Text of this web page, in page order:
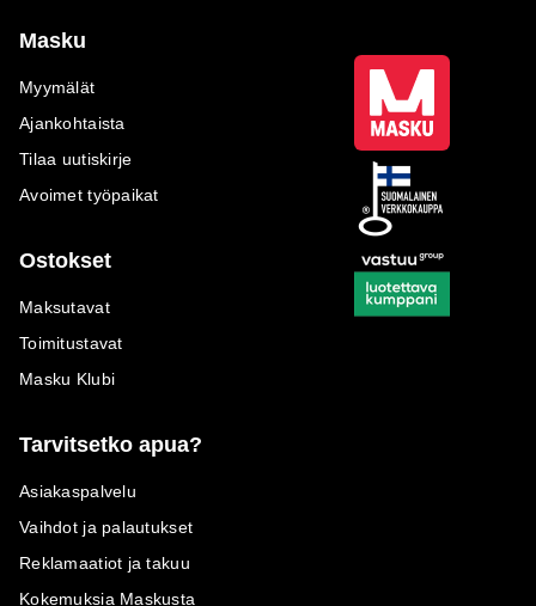
Masku
Myymälät
Ajankohtaista
Tilaa uutiskirje
Avoimet työpaikat
Ostokset
Maksutavat
Toimitustavat
Masku Klubi
Tarvitsetko apua?
Asiakaspalvelu
Vaihdot ja palautukset
Reklamaatiot ja takuu
Kokemuksia Maskusta